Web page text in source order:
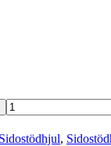
Sidostödhjul,